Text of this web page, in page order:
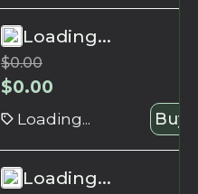
Loading...
$0.00
$0.00
Loading... Buy
Loading...